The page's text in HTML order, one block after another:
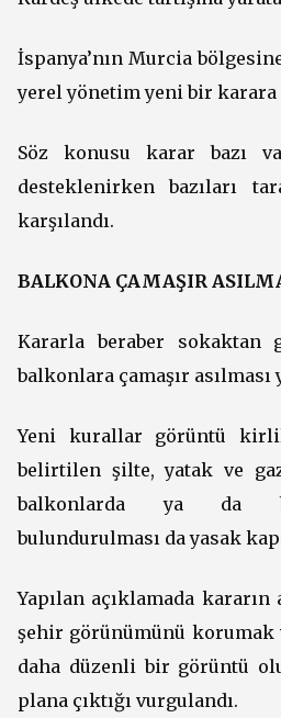
İspanya’nın Murcia
yerel yönetim yeni bir karara
Söz konusu karar bazı
desteklenirken bazıları
karşılandı.
BALKONA ÇAMAŞIR
Kararla beraber sokaktan
balkonlara çamaşır asılması
Yeni kurallar görüntü
belirtilen şilte, yatak ve
balkonlarda ya da
bulundurulması da yasak
Yapılan açıklamada
şehir görünümünü
daha düzenli bir görüntü
plana çıktığı vurgulandı.